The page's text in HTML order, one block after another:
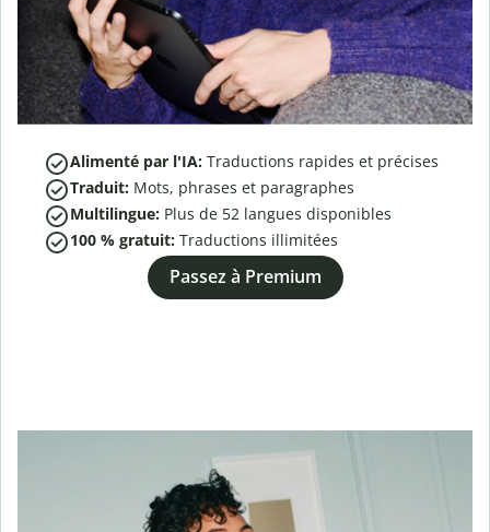
Alimenté par l'IA: Traductions rapides et précises
Traduit: Mots, phrases et paragraphes
Multilingue: Plus de 52 langues disponibles
100 % gratuit: Traductions illimitées
Passez à Premium